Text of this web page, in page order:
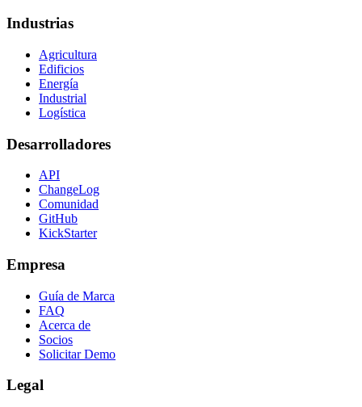
Industrias
Agricultura
Edificios
Energía
Industrial
Logística
Desarrolladores
API
ChangeLog
Comunidad
GitHub
KickStarter
Empresa
Guía de Marca
FAQ
Acerca de
Socios
Solicitar Demo
Legal